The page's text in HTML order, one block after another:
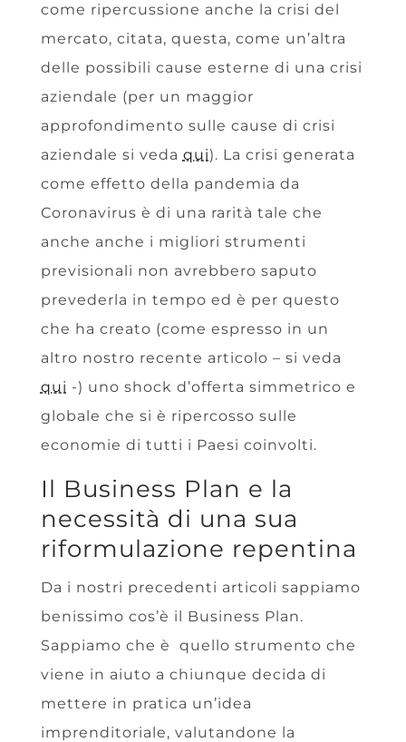
come ripercussione anche la crisi del
mercato, citata, questa, come un’altra
delle possibili cause esterne di una crisi
aziendale (per un maggior
approfondimento sulle cause di crisi
aziendale si veda qui). La crisi generata
come effetto della pandemia da
Coronavirus è di una rarità tale che
anche anche i migliori strumenti
previsionali non avrebbero saputo
prevederla in tempo ed è per questo
che ha creato (come espresso in un
altro nostro recente articolo – si veda
qui -) uno shock d’offerta simmetrico e
globale che si è ripercosso sulle
economie di tutti i Paesi coinvolti.
Il Business Plan e la
necessità di una sua
riformulazione repentina
Da i nostri precedenti articoli sappiamo
benissimo cos’è il Business Plan.
Sappiamo che è quello strumento che
viene in aiuto a chiunque decida di
mettere in pratica un’idea
imprenditoriale, valutandone la